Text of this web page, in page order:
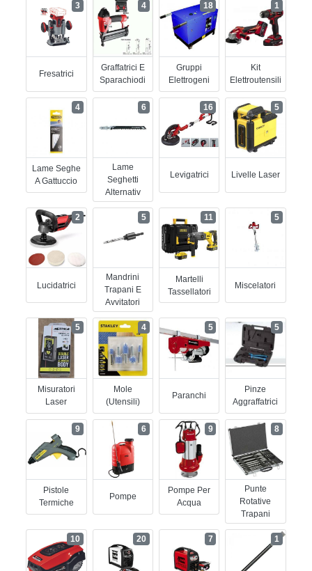
Fresatrici
3
Graffatrici E
Sparachiodi
4
Gruppi
Elettrogeni
18
Kit
Elettroutensili
1
Lame Seghe
A Gattuccio
4
Lame
Seghetti
Alternativ
6
Levigatrici
16
Livelle Laser
5
Lucidatrici
2
Mandrini
Trapani E
Avvitatori
5
Martelli
Tassellatori
11
Miscelatori
5
Misuratori
Laser
5
Mole
(utensili)
4
Paranchi
5
Pinze
Aggraffatrici
5
Pistole
Termiche
9
Pompe
6
Pompe Per
Acqua
9
Punte
Rotative
Trapani
8
10 20 7 1